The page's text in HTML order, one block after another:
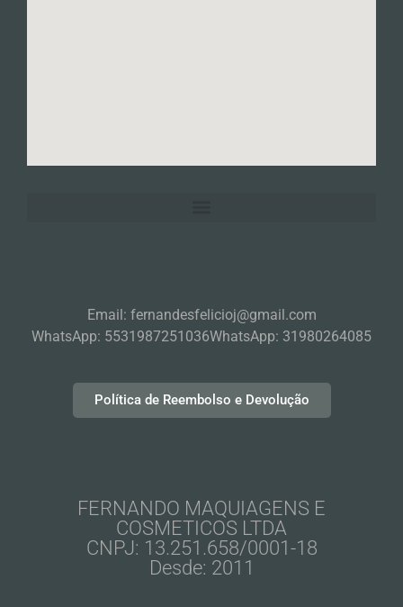
Email: fernandesfelicioj@gmail.com
WhatsApp: 5531987251036WhatsApp: 31980264085
Política de Reembolso e Devolução
FERNANDO MAQUIAGENS E
COSMETICOS LTDA
CNPJ: 13.251.658/0001-18
Desde: 2011